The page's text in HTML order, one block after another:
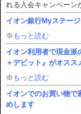
れる入会キャンペー
イオン銀行Myステー
※ もっと読む
イオン利用者で現金派
＋デビット』がオスス
※ もっと読む
イオンでのお買い物で
めします